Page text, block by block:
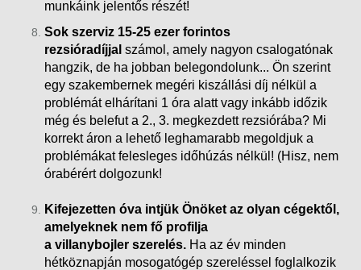
munkáink jelentős részét!
Sok szerviz 15-25 ezer forintos
rezsióradíjjal számol, amely nagyon csalogatónak
hangzik, de ha jobban belegondolunk... Ön szerint
egy szakembernek megéri kiszállási díj nélkül a
problémát elhárítani 1 óra alatt vagy inkább időzik
még és belefut a 2., 3. megkezdett rezsiórába? Mi
korrekt áron a lehető leghamarabb megoldjuk a
problémákat felesleges időhúzás nélkül! (Hisz, nem
órabérért dolgozunk!
Kifejezetten óva intjük Önöket az olyan cégektől,
amelyeknek nem fő profilja
a villanybojler szerelés. Ha az év minden
hétköznapján mosogatógép szereléssel foglalkozik